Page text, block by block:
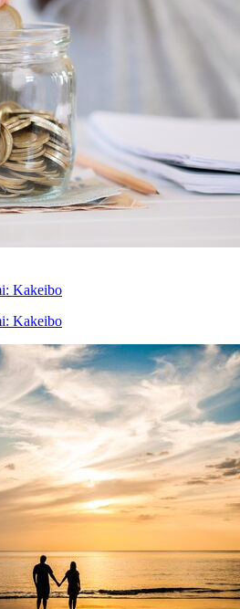
Kakeibo
Kakeibo